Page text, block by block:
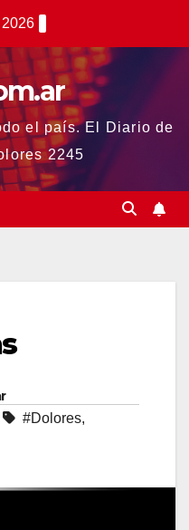
2026
el país. El Diario de
2245
#Dolores,